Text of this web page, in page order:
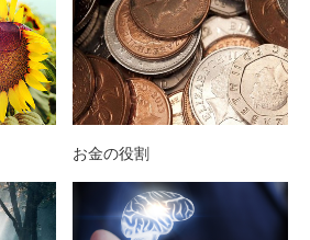
お金の役割